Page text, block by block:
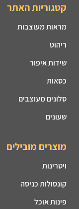
קטגוריות האתר
מראות מעוצבות
ריהוט
שידות איפור
כסאות
סלונים מעוצבים
שעונים
מוצרים מובילים
ויטרינות
קונסולות כניסה
פינות אוכל